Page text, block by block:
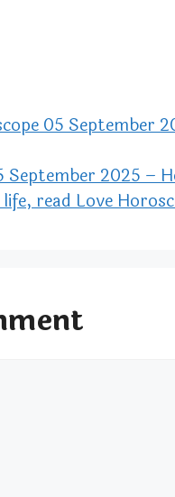
05 September
September 2025 –
read Love